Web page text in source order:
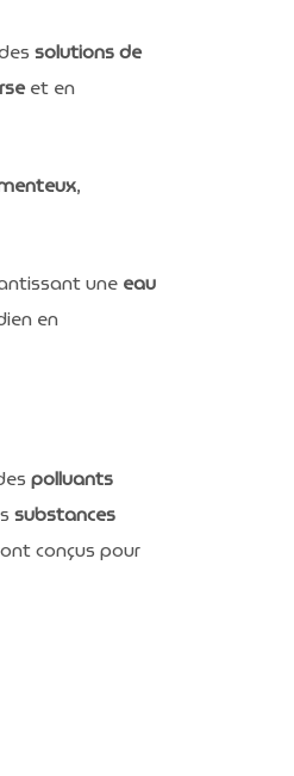
solutions de
et en
,
uneeau
en
polluants
substances
conçus pour